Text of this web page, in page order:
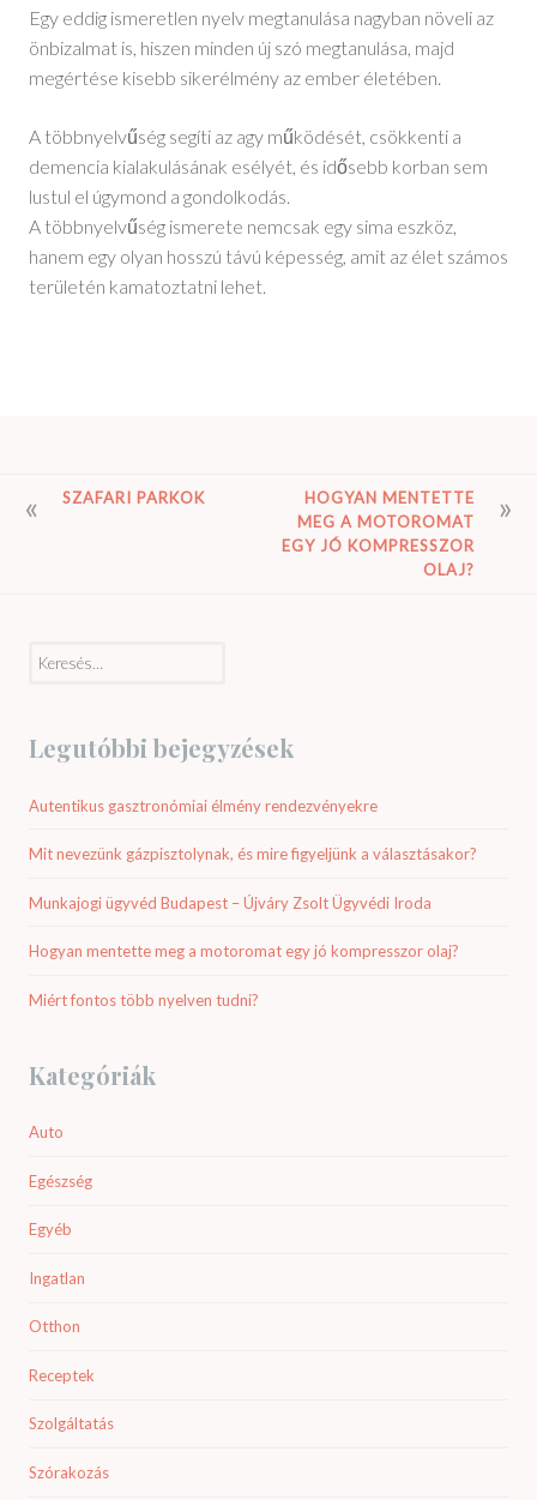
Egy eddig ismeretlen nyelv megtanulása nagyban növeli az
önbizalmat is, hiszen minden új szó megtanulása, majd
megértése kisebb sikerélmény az ember életében.
A többnyelvűség segíti az agy működését, csökkenti a
demencia kialakulásának esélyét, és idősebb korban sem
lustul el úgymond a gondolkodás.
A többnyelvűség ismerete nemcsak egy sima eszköz,
hanem egy olyan hosszú távú képesség, amit az élet számos
területén kamatoztatni lehet.
BEJEGYZÉS
SZAFARI PARKOK
HOGYAN MENTETTE
MEG A MOTOROMAT
EGY JÓ KOMPRESSZOR
OLAJ?
Legutóbbi bejegyzések
Autentikus gasztronómiai élmény rendezvényekre
Mit nevezünk gázpisztolynak, és mire figyeljünk a választásakor?
Munkajogi ügyvéd Budapest – Újváry Zsolt Ügyvédi Iroda
Hogyan mentette meg a motoromat egy jó kompresszor olaj?
Miért fontos több nyelven tudni?
Kategóriák
Auto
Egészség
Egyéb
Ingatlan
Otthon
Receptek
Szolgáltatás
Szórakozás